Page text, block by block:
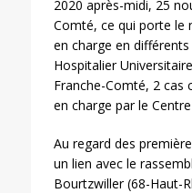
2020 après-midi, 25
Comté, ce qui porte le
en charge en
Hospitalier
Franche-Comté, 2 cas
en charge par le
Au regard des
un lien avec le
Bourtzwiller (68-Haut-